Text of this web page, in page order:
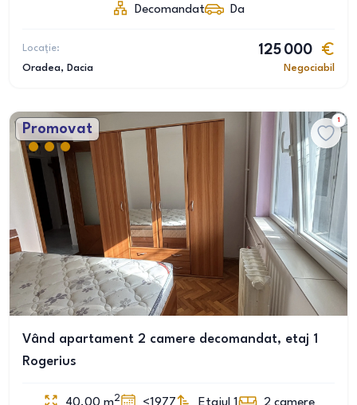
Decomandat
Da
Locație:
Oradea, Dacia
125 000
Negociabil
Promovat
1
Vând apartament 2 camere decomandat, etaj 1
Rogerius
2